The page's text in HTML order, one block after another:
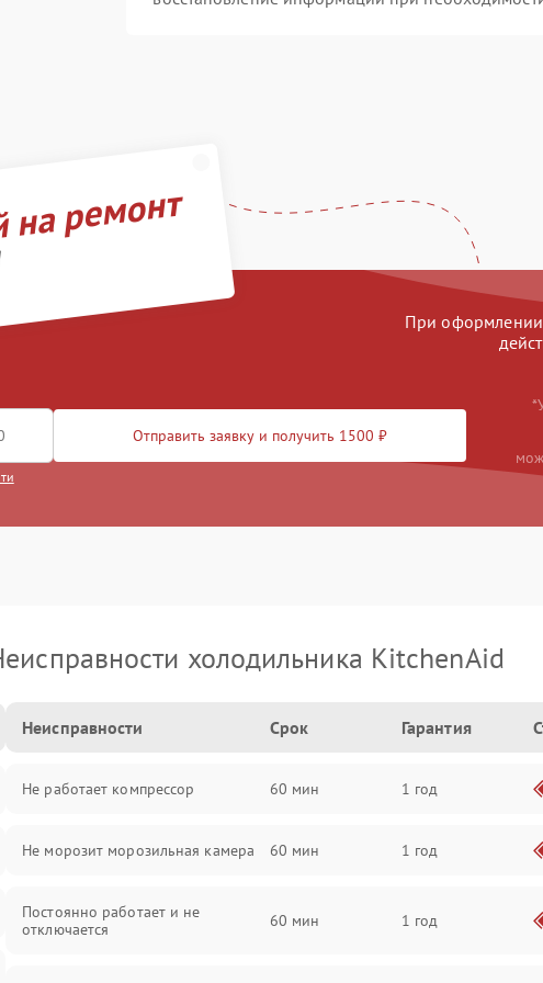
ремонт
При оформлении
Отправить заявку и получить 1500 ₽
холодильника KitchenAid
Неисправности Срок Гарантия
Не работает компрессор 60 мин 1 год
Не морозит морозильная камера 60 мин 1 год
Постоянно работает и не
отключается
60 мин 1 год